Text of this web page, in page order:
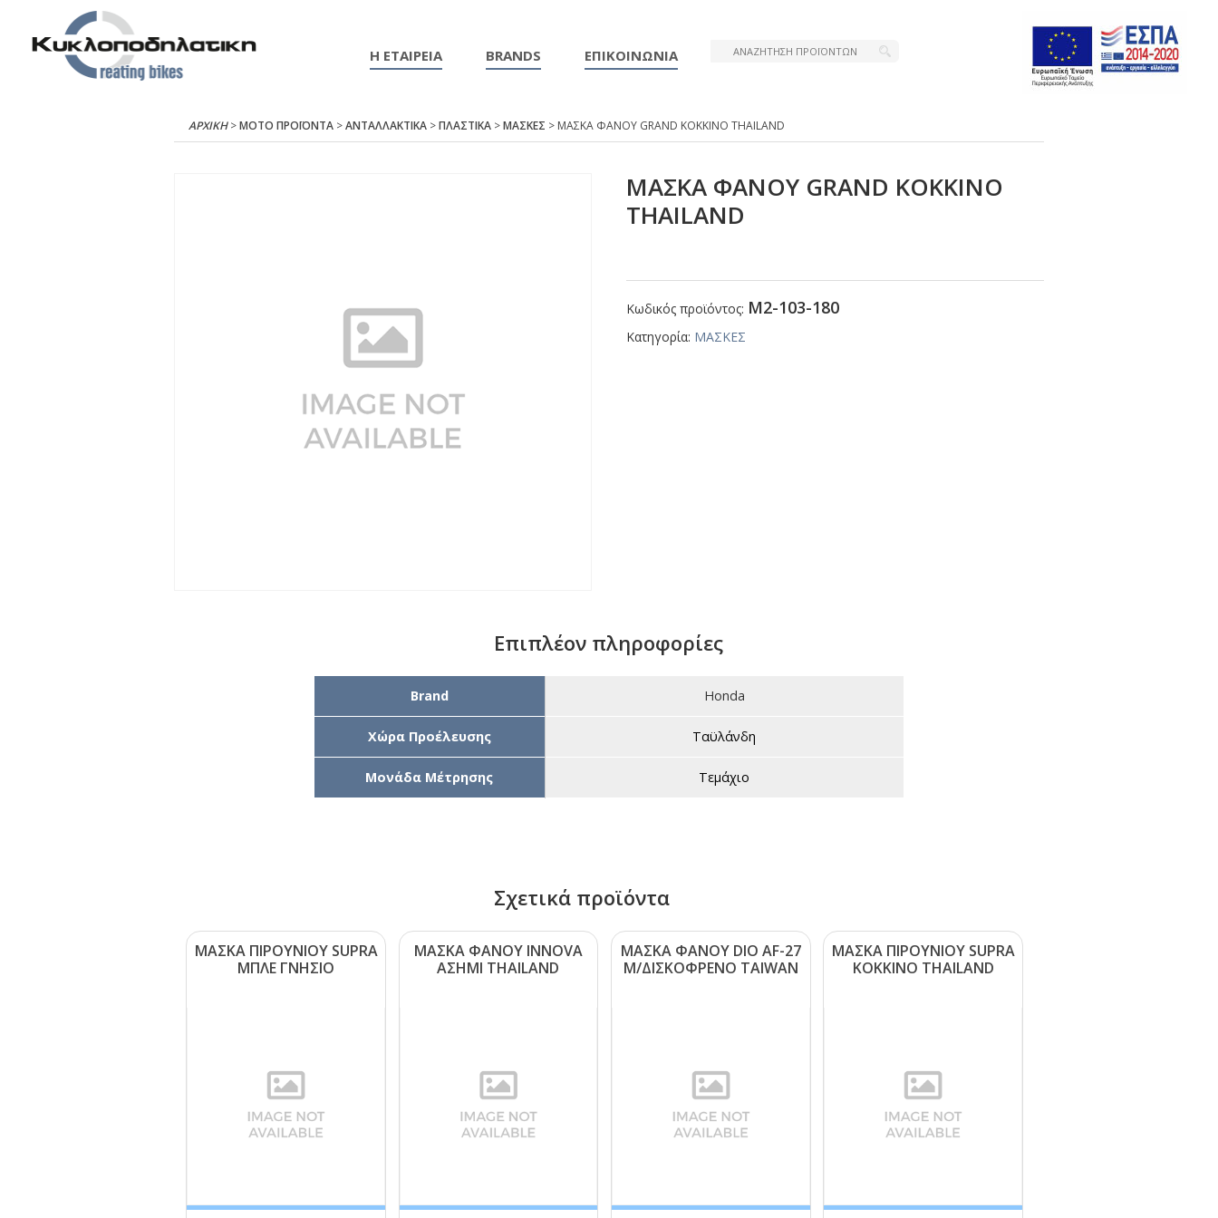
Η ΕΤΑΙΡΕΙΑ BRANDS ΕΠΙΚΟΙΝΩΝΙΑ
ΑΡΧΙΚΉ>ΜΟΤΟ ΠΡΟΪΟΝΤΑ>ΑΝΤΑΛΛΑΚΤΙΚΑ>ΠΛΑΣΤΙΚΑ>ΜΑΣΚΕΣ > ΜΑΣΚΑ ΦΑΝΟΥ GRΑΝD ΚΟΚΚΙΝΟ ΤΗΑΙLΑΝD
ΜΑΣΚΑ ΦΑΝΟΥ GRΑΝD ΚΟΚΚΙΝΟ
ΤΗΑΙLΑΝD
Κωδικός προϊόντος: Μ2-103-180
Κατηγορία: ΜΑΣΚΕΣ
Επιπλέον πληροφορίες
Brand Honda
Χώρα Προέλευσης Ταϋλάνδη
Μονάδα Μέτρησης Τεμάχιο
Σχετικά προϊόντα
ΜΑΣΚΑ ΠΙΡΟΥΝΙΟΥ SUΡRΑ
ΜΠΛΕ ΓΝΗΣΙΟ
ΜΑΣΚΑ ΦΑΝΟΥ ΙΝΝΟVΑ
ΑΣΗΜΙ ΤΗΑΙLΑΝD
ΜΑΣΚΑ ΦΑΝΟΥ DΙΟ ΑF-27
Μ/ΔΙΣΚΟΦΡΕΝΟ ΤΑΙWΑΝ
ΜΑΣΚΑ ΠΙΡΟΥΝΙΟΥ SUΡRΑ
ΚΟΚΚΙΝΟ ΤΗΑΙLΑΝD